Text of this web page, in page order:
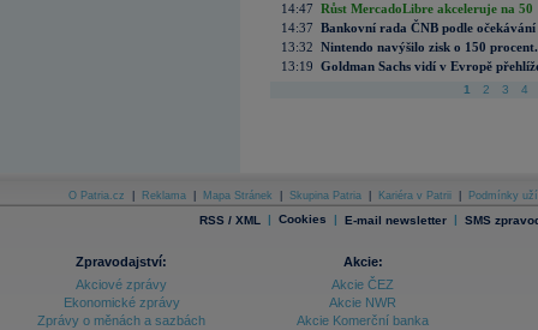
14:47 Růst MercadoLibre akceleruje na
14:37 Bankovní rada ČNB podle
13:32 Nintendo navýšilo zisk o 150
13:19 Goldman Sachs vidí v Evropě
1 2 3 4
O Patria.cz Reklama Mapa Stránek Skupina Patria Kariéra v Patrii Podmínky
RSS / XML | Cookies | E-mail newsletter | SMS
Zpravodajství:
Akciové zprávy
Ekonomické zprávy
Zprávy o měnách a sazbách
Akcie:
Akcie ČEZ
Akcie NWR
Akcie Komerční banka